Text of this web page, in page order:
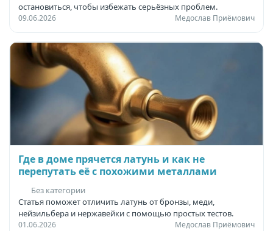
остановиться, чтобы избежать серьёзных проблем.
09.06.2026 Медослав Приёмович
Где в доме прячется латунь и как не
перепутать её с похожими металлами
Без категории
Статья поможет отличить латунь от бронзы, меди,
нейзильбера и нержавейки с помощью простых тестов.
01.06.2026 Медослав Приёмович